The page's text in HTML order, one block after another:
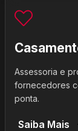
Assessoria e
fornecedores
ponta.
Saiba Mais